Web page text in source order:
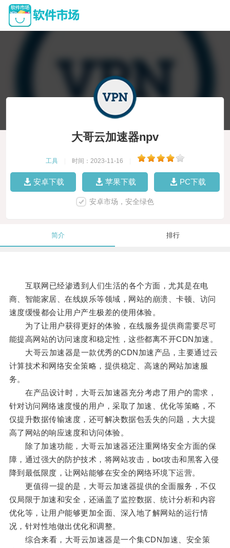
大哥云加速器npv
工具 时间：2023-11-16
安卓下载 苹果下载 PC下载
安卓市场，安全绿色
简介 排行
互联网已经渗透到人们生活的各个方面，尤其是在电
商、智能家居、在线娱乐等领域，网站的崩溃、卡顿、访问
速度缓慢都会让用户产生极差的使用体验。
为了让用户获得更好的体验，在线服务提供商需要尽可
能提高网站的访问速度和稳定性，这些都离不开CDN加速。
大哥云加速器是一款优秀的CDN加速产品，主要通过云
计算技术和网络安全策略，提供稳定、高速的网站加速服
务。
在产品设计时，大哥云加速器充分考虑了用户的需求，
针对访问网络速度慢的用户，采取了加速、优化等策略，不
仅提升数据传输速度，还可解决数据包丢失的问题，大大提
高了网站的响应速度和访问体验。
除了加速功能，大哥云加速器还注重网络安全方面的保
障，通过强大的防护技术，将网站攻击，bot攻击和黑客入侵
降到最低限度，让网站能够在安全的网络环境下运营。
更值得一提的是，大哥云加速器提供的全面服务，不仅
仅局限于加速和安全，还涵盖了监控数据、统计分析和内容
优化等，让用户能够更加全面、深入地了解网站的运行情
况，针对性地做出优化和调整。
综合来看，大哥云加速器是一个集CDN加速、安全策